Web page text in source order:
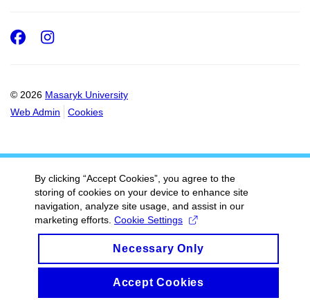
© 2026 Masaryk University
Web Admin
Cookies
Facebook
Instagram
By clicking “Accept Cookies”, you agree to the
storing of cookies on your device to enhance site
navigation, analyze site usage, and assist in our
marketing efforts. Cookie Settings
Necessary Only
Accept Cookies